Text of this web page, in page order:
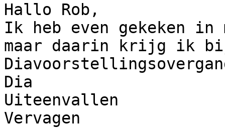
Hallo Rob,
Ik heb even gekeken
maar daarin krijg ik
Dia
Uiteenvallen
Vervagen